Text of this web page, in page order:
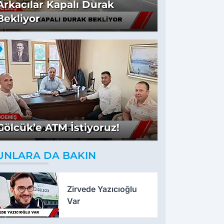
Kapalı Durak
ATM İstiyoruz!
DA BAKIN
Zirvede Yazıcıoğlu
Var